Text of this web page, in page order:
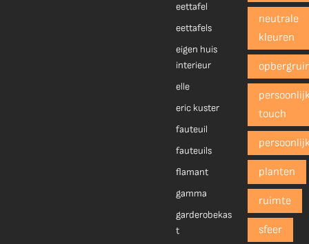
eettafel
eettafels
eigen huis
interieur
elle
eric kuster
fauteuil
fauteuils
flamant
gamma
garderobekas
t
neutrale
kleuren
touch
planten
ruimte
sfeer